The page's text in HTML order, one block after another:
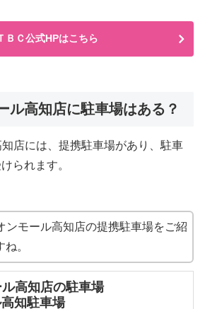
ＢＣ公式HPはこちら
ル高知店に駐車場はある？
店には、提携駐車場があり、駐車
られます。
ンモール高知店の提携駐車場をご紹
。
高知店の駐車場
知駐車場